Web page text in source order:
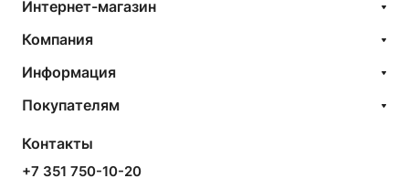
Интернет-магазин
Компания
Информация
Покупателям
Контакты
+7 351 750-10-20